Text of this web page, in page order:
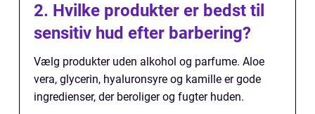
2. Hvilke produkter er bedst til
sensitiv hud efter barbering?
Vælg produkter uden alkohol og parfume. Aloe
vera, glycerin, hyaluronsyre og kamille er gode
ingredienser, der beroliger og fugter huden.